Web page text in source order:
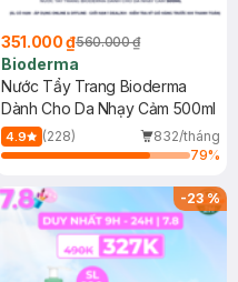
351.000 ₫560.000 ₫
Bioderma
Nước Tẩy Trang Bioderma
Dành Cho Da Nhạy Cảm 500ml
4.9 (228)
832/tháng
79%
-23%